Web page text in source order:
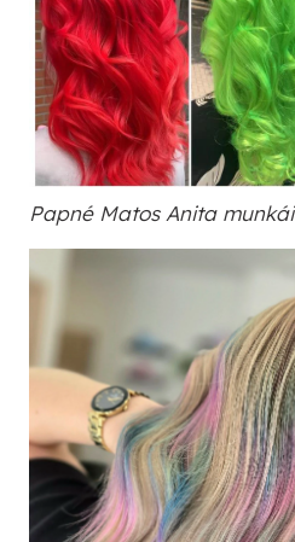
Papné Matos Anita munkái